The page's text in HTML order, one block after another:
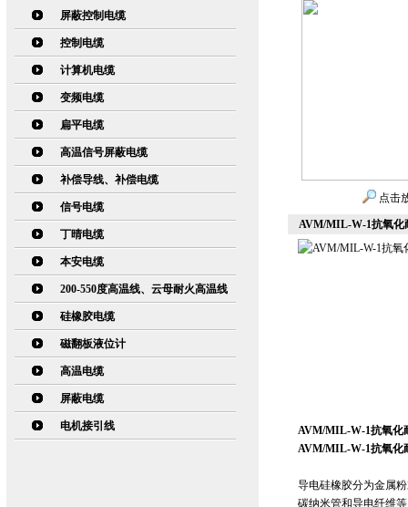
屏蔽控制电缆
控制电缆
计算机电缆
变频电缆
扁平电缆
高温信号屏蔽电缆
补偿导线、补偿电缆
信号电缆
丁晴电缆
本安电缆
200-550度高温线、云母耐火高温线
硅橡胶电缆
磁翻板液位计
高温电缆
屏蔽电缆
电机接引线
点击
AVM/MIL-W-1抗氧化
AVM/MIL-W-1抗氧化
AVM/MIL-W-1抗氧化
导电硅橡胶分为金属
碳纳米管和导电纤维